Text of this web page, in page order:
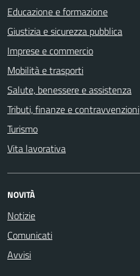
Educazione e formazione
Giustizia e sicurezza pubblica
Imprese e commercio
Mobilità e trasporti
Salute, benessere e assistenza
Tributi, finanze e contravvenzioni
Turismo
Vita lavorativa
NOVITÀ
Notizie
Comunicati
Avvisi